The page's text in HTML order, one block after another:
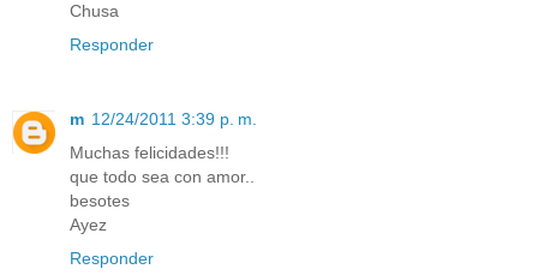
Chusa
Responder
m 12/24/2011 3:39 p. m.
Muchas felicidades!!!
que todo sea con amor..
besotes
Ayez
Responder